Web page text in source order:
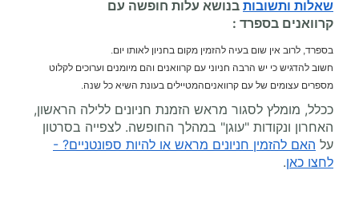
שאלות ותשובות בנושא עלות חופשה עם
קרוואנים בספרד :
בספרד, לרוב אין שום בעיה להזמין מקום בחניון לאותו יום.
חשוב להדגיש כי יש הרבה חניוני עם קרוואנים והם מיומנים וערוכים לקלוט
מספרים עצומים של עם קרוואניםהמטיילים בעונת השיא כל שנה.
ככלל, מומלץ לסגור מראש הזמנת חניונים ללילה הראשון,
האחרון ונקודות "עוגן" במהלך החופשה. לצפייה בסרטון
על האם להזמין חניונים מראש או להיות ספונטניים? -
לחצו כאן.